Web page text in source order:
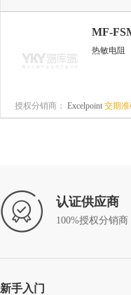
授权分销商： Excelpoint 交期
MF-
热敏电阻
认证供应商
100%授权分销
新手入门